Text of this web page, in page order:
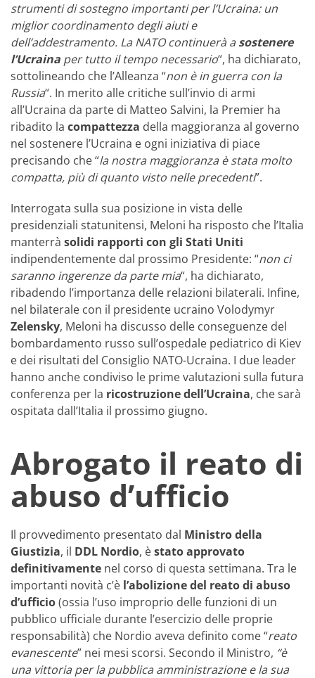
strumenti di sostegno importanti per l’Ucraina: un
miglior coordinamento degli aiuti e
dell’addestramento. La NATO continuerà a sostenere
l’Ucraina per tutto il tempo necessario“, ha dichiarato,
sottolineando che l’Alleanza “non è in guerra con la
Russia“. In merito alle critiche sull’invio di armi
all’Ucraina da parte di Matteo Salvini, la Premier ha
ribadito la compattezza della maggioranza al governo
nel sostenere l’Ucraina e ogni iniziativa di piace
precisando che “la nostra maggioranza è stata molto
compatta, più di quanto visto nelle precedenti”.
Interrogata sulla sua posizione in vista delle
presidenziali statunitensi, Meloni ha risposto che l’Italia
manterrà solidi rapporti con gli Stati Uniti
indipendentemente dal prossimo Presidente: “non ci
saranno ingerenze da parte mia“, ha dichiarato,
ribadendo l’importanza delle relazioni bilaterali. Infine,
nel bilaterale con il presidente ucraino Volodymyr
Zelensky, Meloni ha discusso delle conseguenze del
bombardamento russo sull’ospedale pediatrico di Kiev
e dei risultati del Consiglio NATO-Ucraina. I due leader
hanno anche condiviso le prime valutazioni sulla futura
conferenza per la ricostruzione dell’Ucraina, che sarà
ospitata dall’Italia il prossimo giugno.
Abrogato il reato di
abuso d’ufficio
Il provvedimento presentato dal Ministro della
Giustizia, il DDL Nordio, èstato approvato
definitivamente nel corso di questa settimana. Tra le
importanti novità c’è l’abolizione del reato di abuso
d’ufficio(ossia l’uso improprio delle funzioni di un
pubblico ufficiale durante l’esercizio delle proprie
responsabilità) che Nordio aveva definito come “reato
evanescente” nei mesi scorsi. Secondo il Ministro, “è
una vittoria per la pubblica amministrazione e la sua